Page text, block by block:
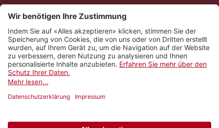
Kontakt
Impressum
Rechtliches
Netiquette